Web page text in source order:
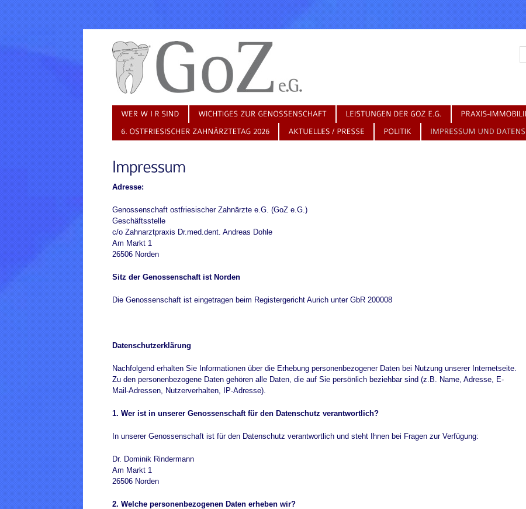
Adresse:
Genossenschaft ostfriesischer Zahnärzte e.G. (GoZ e.G.)
Geschäftsstelle
c/o Zahnarztpraxis Dr.med.dent. Andreas Dohle
Am Markt 1
26506 Norden
Sitz der Genossenschaft ist Norden
Die Genossenschaft ist eingetragen beim Registergericht Aurich unter GbR 200008
Datenschutzerklärung
Nachfolgend erhalten Sie Informationen über die Erhebung personenbezogener Daten bei Nutzung unserer Internetseite.
Zu den personenbezogene Daten gehören alle Daten, die auf Sie persönlich beziehbar sind (z.B. Name, Adresse, E-
Mail-Adressen, Nutzerverhalten, IP-Adresse).
1. Wer ist in unserer Genossenschaft für den Datenschutz verantwortlich?
In unserer Genossenschaft ist für den Datenschutz verantwortlich und steht Ihnen bei Fragen zur Verfügung:
Dr. Dominik Rindermann
Am Markt 1
26506 Norden
2. Welche personenbezogenen Daten erheben wir?